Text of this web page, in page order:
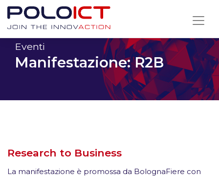
Skip
contentEventi
Manifestazione: R2B
Research to Business
La manifestazione è promossa da BolognaFiere con